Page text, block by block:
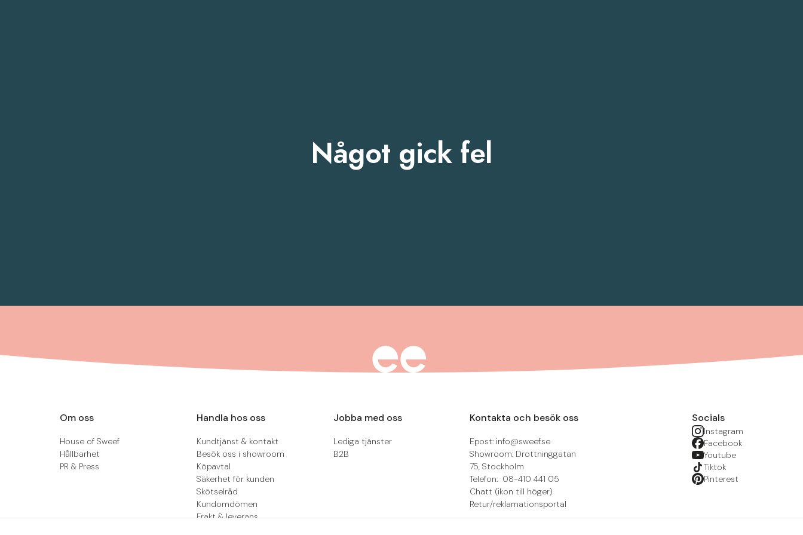
Något gick fel
Om oss
House of Sweef
Hållbarhet
PR & Press
Handla hos oss
Kundtjänst & kontakt
Besök oss i showroom
Köpavtal
Säkerhet för kunden
Skötselråd
Kundomdömen
Frakt & leverans
Jobba med oss
Lediga tjänster
B2B
Kontakta och besök oss
Epost: info@sweef.se
Showroom: Drottninggatan
75, Stockholm
Telefon: 08-410 441 05
Chatt (ikon till höger)
Retur/reklamationsportal
Socials
Instagram
Facebook
Youtube
Tiktok
Pinterest